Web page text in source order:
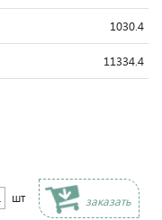
1030.4
11334.4
шт заказать